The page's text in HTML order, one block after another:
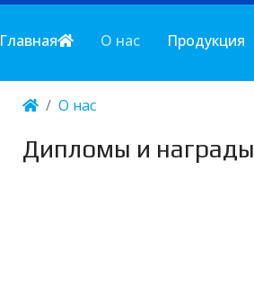
Главная О нас Продукция
О нас
Дипломы и награды